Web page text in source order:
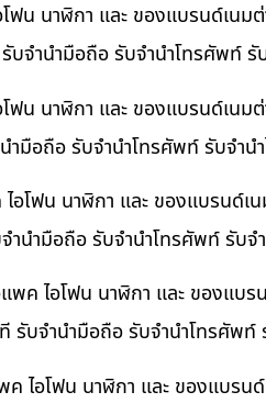
ฟน นาฬิกา และ ของแบรนด์เนม
บจำนำมือถือ รับจำนำโทรศัพท์
ฟน นาฬิกา และ ของแบรนด์เนม
มือถือ รับจำนำโทรศัพท์ รับจำ
อโฟน นาฬิกา และ ของแบรนด์เ
นำมือถือ รับจำนำโทรศัพท์ รับจ
พค ไอโฟน นาฬิกา และ ของแบร
บจำนำมือถือ รับจำนำโทรศัพท์
ไอโฟน นาฬิกา และ ของแบรน